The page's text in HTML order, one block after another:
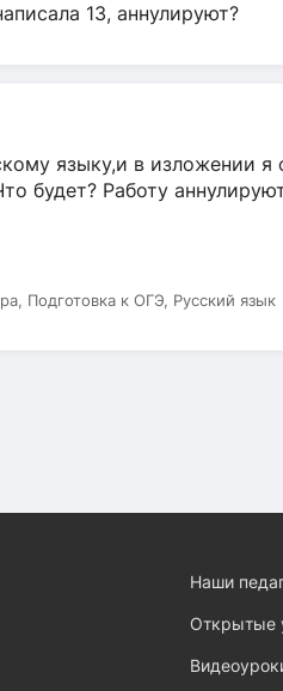
13, аннулируют?
языку,и в изложении я
будет? Работу
Подготовка к ОГЭ, Русский язык
Наши
Открытые